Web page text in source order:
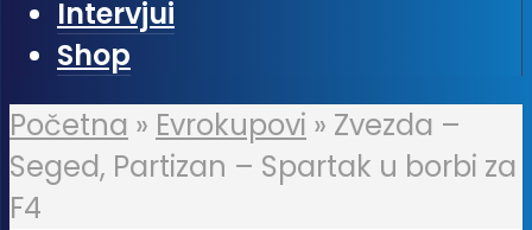
Intervjui
Shop
Početna » Evrokupovi » Zvezda –
Seged, Partizan – Spartak u borbi za
F4